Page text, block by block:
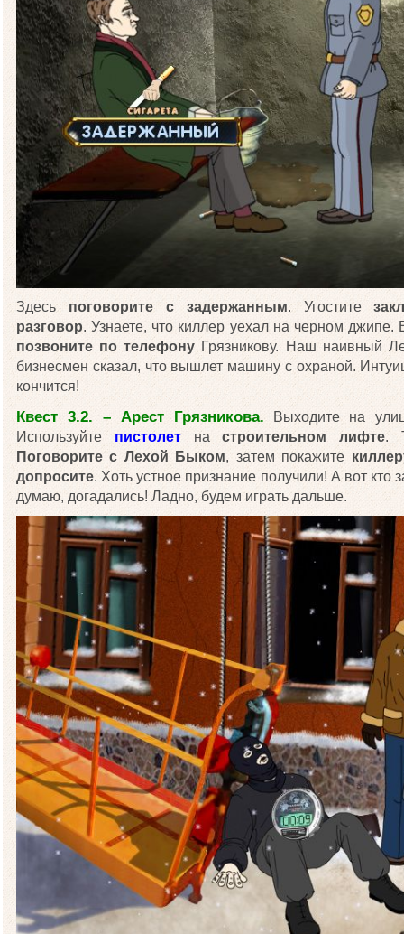
Здесь поговорите с задержанным. Угостите
разговор. Узнаете, что киллер уехал на черном
позвоните по телефону Грязникову. Наш наивный
бизнесмен сказал, что вышлет машину с охраной.
кончится!
Квест 3.2. – Арест Грязникова.Выходите на
Используйте пистолетнастроительном лифте.
Поговорите с Лехой Быком, затем покажите
допросите. Хоть устное признание получили! А вот
думаю, догадались! Ладно, будем играть дальше.